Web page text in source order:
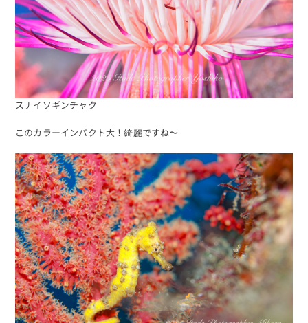
スナイソギンチャク
このカラーインパクト大！綺麗ですね〜